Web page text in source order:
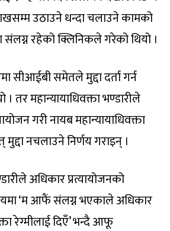
उठाउने धन्दा चलाउने कामको
संलग्न रहेको क्लिनिकले गरेको थियो ।
सीआईबी समेतले मुद्दा दर्ता गर्न
तर महान्यायाधिवक्ता भण्डारीले
गरी नायब महान्यायाधिवक्ता
मुद्दा नचलाउने निर्णय गराइन् ।
अधिकार प्रत्यायोजनको
‘म आफैं संलग्न भएकाले अधिकार
रेग्मीलाई दिएँ’ भन्दै आफू